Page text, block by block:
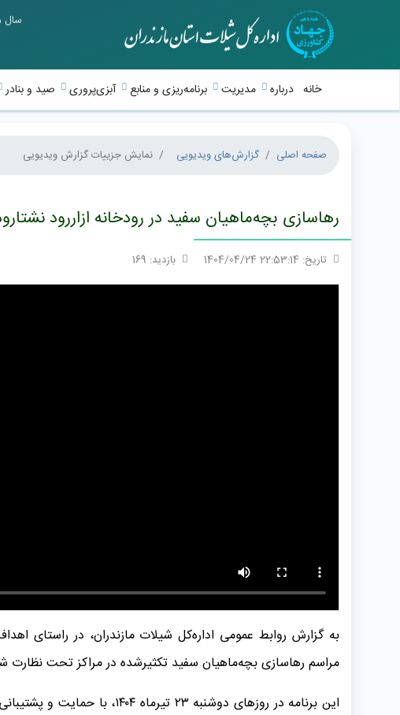
سال 1405:
خانه درباره مدیریت برنامه‌ریزی و منابع آبزی‌پروری صید و بنادر
صفحه اصلی گزارش‌های ویدیویی نمایش جزییات گزارش ویدیویی
رهاسازی بچه‌ماهیان سفید در رودخانه ازاررود
تاریخ: 22:53:14 1404/04/24 بازدید: 169
به گزارش روابط‌ عمومی اداره‌کل شیلات مازندران، در راستای
مراسم رهاسازی بچه‌ماهیان سفید تکثیرشده در مراکز تحت نظارت
این برنامه در روزهای دوشنبه